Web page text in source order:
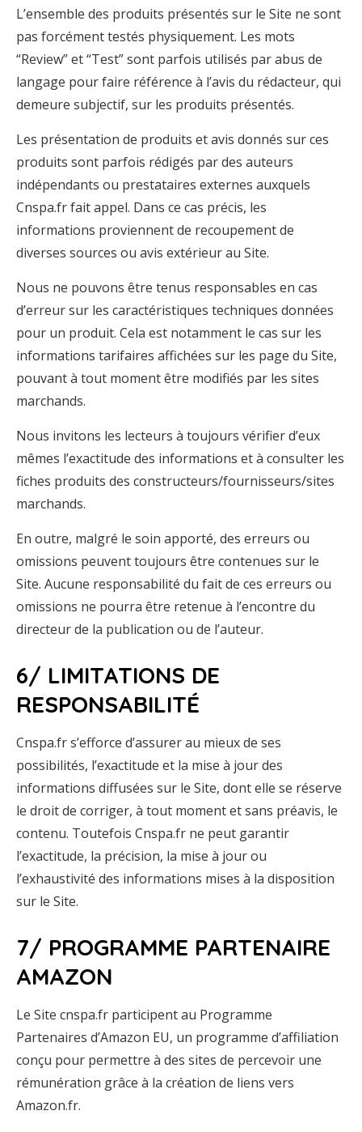
L’ensemble des produits présentés sur le Site ne sont
pas forcément testés physiquement. Les mots
“Review” et “Test” sont parfois utilisés par abus de
langage pour faire référence à l’avis du rédacteur, qui
demeure subjectif, sur les produits présentés.
Les présentation de produits et avis donnés sur ces
produits sont parfois rédigés par des auteurs
indépendants ou prestataires externes auxquels
Cnspa.fr fait appel. Dans ce cas précis, les
informations proviennent de recoupement de
diverses sources ou avis extérieur au Site.
Nous ne pouvons être tenus responsables en cas
d’erreur sur les caractéristiques techniques données
pour un produit. Cela est notamment le cas sur les
informations tarifaires affichées sur les page du Site,
pouvant à tout moment être modifiés par les sites
marchands.
Nous invitons les lecteurs à toujours vérifier d’eux
mêmes l’exactitude des informations et à consulter les
fiches produits des constructeurs/fournisseurs/sites
marchands.
En outre, malgré le soin apporté, des erreurs ou
omissions peuvent toujours être contenues sur le
Site. Aucune responsabilité du fait de ces erreurs ou
omissions ne pourra être retenue à l’encontre du
directeur de la publication ou de l’auteur.
6/ LIMITATIONS DE
RESPONSABILITÉ
Cnspa.fr s’efforce d’assurer au mieux de ses
possibilités, l’exactitude et la mise à jour des
informations diffusées sur le Site, dont elle se réserve
le droit de corriger, à tout moment et sans préavis, le
contenu. Toutefois Cnspa.fr ne peut garantir
l’exactitude, la précision, la mise à jour ou
l’exhaustivité des informations mises à la disposition
sur le Site.
7/ PROGRAMME PARTENAIRE
AMAZON
Le Site cnspa.fr participent au Programme
Partenaires d’Amazon EU, un programme d’affiliation
conçu pour permettre à des sites de percevoir une
rémunération grâce à la création de liens vers
Amazon.fr.